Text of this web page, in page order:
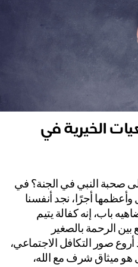
في
هل تريد أن تفتح لنفسك بابًا إلى صحبة النبي في الجنة؟ في
رحلة بحثنا عن أسمى الأعمال وأعظمها أجرًا، نجد أنفسنا
أمام بابٍ من أبواب الخير لا يضاهيه باب، إنه كفالة يتيم
وأسرة، ذلك العمل الذي يجمع بين الرحمة بالصغير
والإحسان إلى الكبير، ويجسد أروع صور التكافل الاجتماعي،
إنه ليس مجرد عمل خيري، بل هو ميثاق شرف مع الله،